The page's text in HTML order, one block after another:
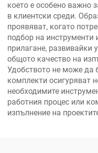
което е особено важно
в клиентски среди.
проявяват, когато
подбор на инструменти
прилагане, развивайки
общото качество на
Удобството не може да
комплекти осигуряват
необходимите
работния процес или
изпълнение на